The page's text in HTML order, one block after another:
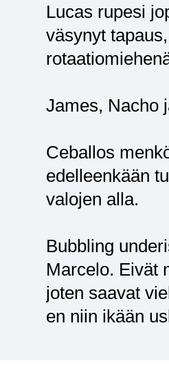
Lucas rupesi
väsynyt
James, Nacho
Ceballos
edelleenkään
valojen alla.
Bubbling
Marcelo. Eivät
joten saavat
en niin ikään